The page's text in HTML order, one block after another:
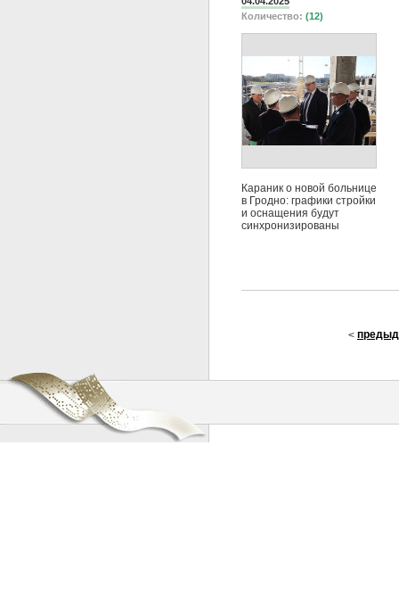
Количество: (12)
Караник о новой больнице
в Гродно: графики стройки
и оснащения будут
синхронизированы
<